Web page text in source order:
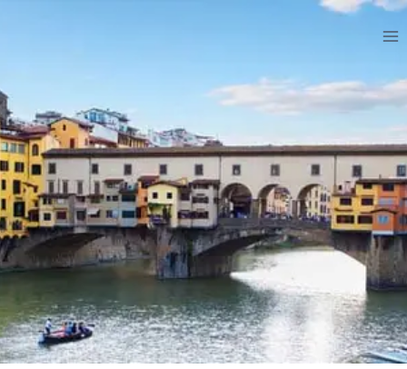
キ
ッ
プ